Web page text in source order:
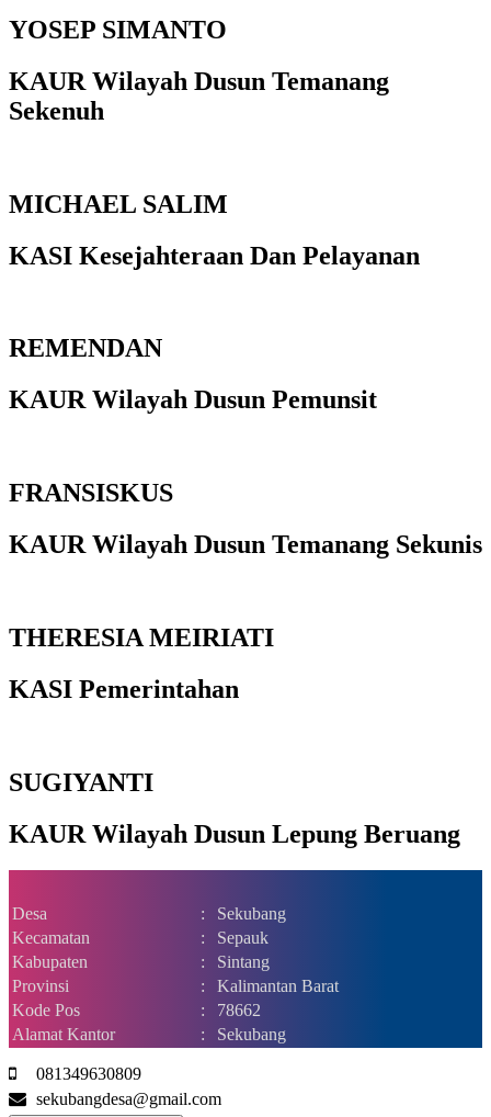
YOSEP SIMANTO
KAUR Wilayah Dusun Temanang
Sekenuh
MICHAEL SALIM
KASI Kesejahteraan Dan Pelayanan
REMENDAN
KAUR Wilayah Dusun Pemunsit
FRANSISKUS
KAUR Wilayah Dusun Temanang Sekunis
THERESIA MEIRIATI
KASI Pemerintahan
SUGIYANTI
KAUR Wilayah Dusun Lepung Beruang
Desa :
Sekubang
Kecamatan
:
Sepauk
Kabupaten
:
Sintang
Provinsi
:
Kalimantan Barat
Kode Pos
:
78662
Alamat Kantor
: Sekubang
081349630809
sekubangdesa@gmail.com